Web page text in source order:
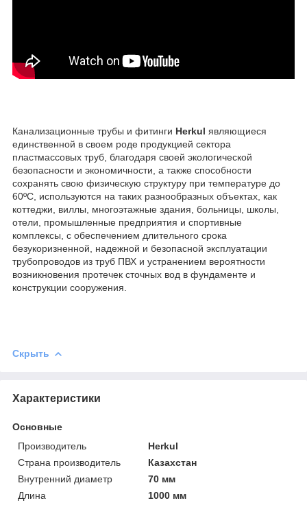
Канализационные трубы и фитинги Herkul являющиеся
единственной в своем роде продукцией сектора
пластмассовых труб, благодаря своей экологической
безопасности и экономичности, а также способности
сохранять свою физическую структуру при температуре до
60ºC, используются на таких разнообразных объектах, как
коттеджи, виллы, многоэтажные здания, больницы, школы,
отели, промышленные предприятия и спортивные
комплексы, с обеспечением длительного срока
безукоризненной, надежной и безопасной эксплуатации
трубопроводов из труб ПВХ и устранением вероятности
возникновения протечек сточных вод в фундаменте и
конструкции сооружения.
Скрыть
Характеристики
Основные
Производитель
Herkul
Страна производитель
Казахстан
Внутренний диаметр
70 мм
Длина
1000 мм